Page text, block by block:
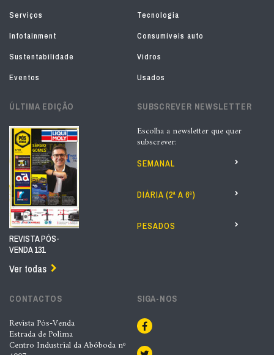
Serviços
Tecnologia
Infotainment
Consumíveis auto
Sustentabilidade
Vidros
Eventos
Usados
ÚLTIMA EDIÇÃO
REVISTA PÓS-
VENDA 131
Ver todas
SUBSCREVER NEWSLETTER
Escolha a newsletter que quer
subscrever:
SEMANAL
DIÁRIA (2ª A 6ª)
PESADOS
CONTACTOS
Revista Pós-Venda
Estrada de Polima
Centro Industrial da Abóboda nº
SIGA-NOS